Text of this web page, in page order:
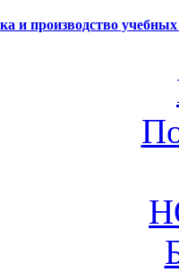
и производство